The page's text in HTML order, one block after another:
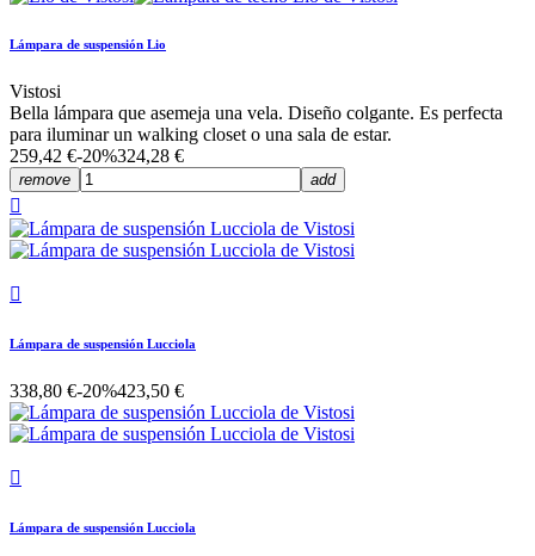
Lámpara de suspensión Lio
Vistosi
Bella lámpara que asemeja una vela. Diseño colgante. Es perfecta
para iluminar un walking closet o una sala de estar.
259,42 €-20%324,28 €
remove add


Lámpara de suspensión Lucciola
338,80 €-20%423,50 €

Lámpara de suspensión Lucciola